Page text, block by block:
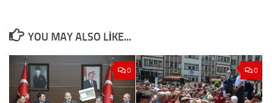
YOU MAY ALSO LIKE...
0 0